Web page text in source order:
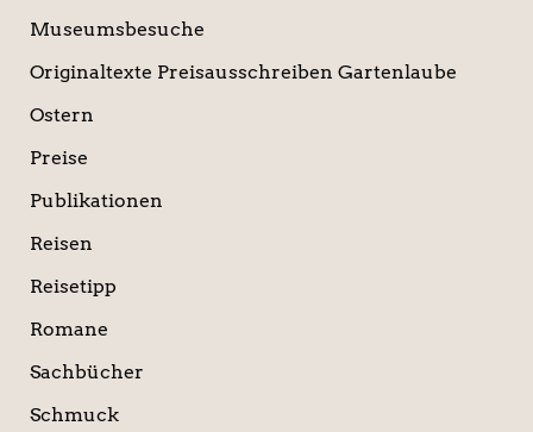
Museumsbesuche
Originaltexte Preisausschreiben Gartenlaube
Ostern
Preise
Publikationen
Reisen
Reisetipp
Romane
Sachbücher
Schmuck